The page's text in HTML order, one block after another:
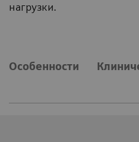
нагрузки.
Особенности